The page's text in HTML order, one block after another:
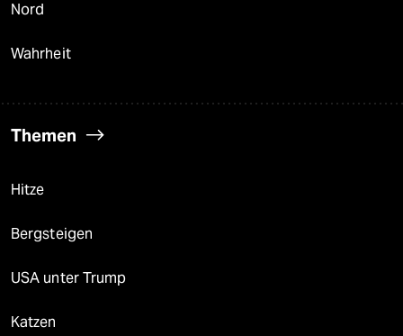
Nord
Wahrheit
Themen
Hitze
Bergsteigen
USA unter Trump
Katzen